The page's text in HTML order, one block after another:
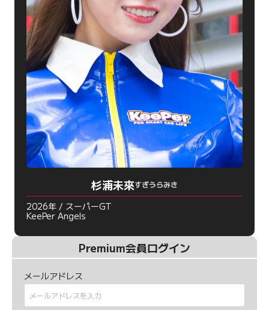
杉浦未來すぎうらみき
2026年 / スーパーGT
KeePer Angels
Premium会員ログイン
メールアドレス